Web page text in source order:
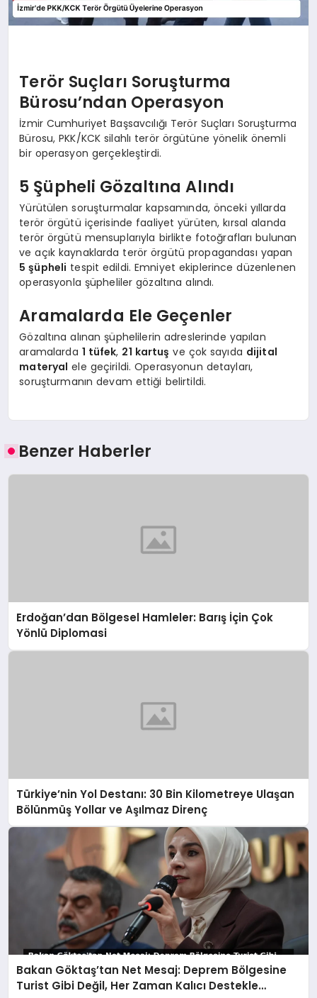
Terör Suçları Soruşturma
Bürosu’ndan Operasyon
İzmir Cumhuriyet Başsavcılığı Terör Suçları Soruşturma
Bürosu, PKK/KCK silahlı terör örgütüne yönelik önemli
bir operasyon gerçekleştirdi.
5 Şüpheli Gözaltına Alındı
Yürütülen soruşturmalar kapsamında, önceki yıllarda
terör örgütü içerisinde faaliyet yürüten, kırsal alanda
terör örgütü mensuplarıyla birlikte fotoğrafları bulunan
ve açık kaynaklarda terör örgütü propagandası yapan
5 şüpheli tespit edildi. Emniyet ekiplerince düzenlenen
operasyonla şüpheliler gözaltına alındı.
Aramalarda Ele Geçenler
Gözaltına alınan şüphelilerin adreslerinde yapılan
aramalarda 1 tüfek, 21 kartuş ve çok sayıda dijital
materyal ele geçirildi. Operasyonun detayları,
soruşturmanın devam ettiği belirtildi.
Benzer Haberler
Erdoğan’dan Bölgesel Hamleler: Barış İçin Çok
Yönlü Diplomasi
Türkiye’nin Yol Destanı: 30 Bin Kilometreye Ulaşan
Bölünmüş Yollar ve Aşılmaz Direnç
Bakan Göktaş’tan Net Mesaj: Deprem Bölgesine
Turist Gibi Değil, Her Zaman Kalıcı Destekle